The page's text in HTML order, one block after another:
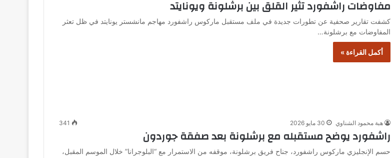
مفاوضات راشفورد تثير القلق بين برشلونة ويونايتد
كشفت تقارير صحفية عن تطورات جديدة في ملف مستقبل ماركوس راشفورد مهاجم مانشستر يونايتد في ظل تعثر
المفاوضات مع برشلونة…
أكمل القراءة »
هبة محمود الشناوي 30 مايو 2026 341
راشفورد يوضح مستقبله مع برشلونة بعد صفقة جوردون
حسم الإنجليزي ماركوس راشفورد، جناح فريق برشلونة، موقفه من الاستمرار مع “البلوجرانا” خلال الموسم المقبل،